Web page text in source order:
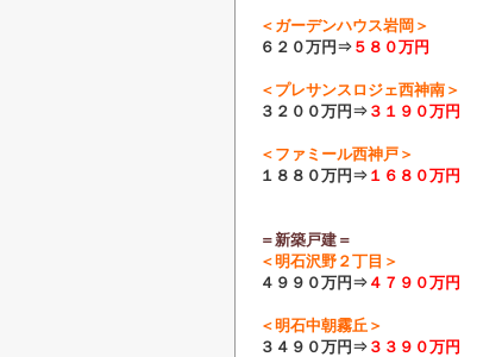
＜ガーデンハウス岩岡＞
６２０万円⇒ ５８０万円
＜プレサンスロジェ西神南＞
３２００万円⇒ ３１９０万円
＜ファミール西神戸＞
１８８０万円⇒ １６８０万円
＝新築戸建＝
＜明石沢野２丁目＞
４９９０万円⇒ ４７９０万円
＜明石中朝霧丘＞
３４９０万円⇒ ３３９０万円